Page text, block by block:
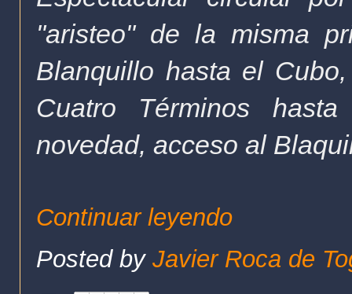
"aristeo" de la misma
Blanquillo hasta el
Cuatro Términos
novedad, acceso al
Continuar leyendo
Posted by Javier Roca de